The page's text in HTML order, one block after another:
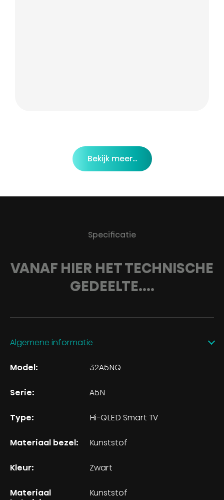
Bekijk meer...
Specificatie
VANAF HIER HET TECHNISCHE
GEDEELTE....
Algemene informatie
Model: 32A5NQ
Serie: A5N
Type: Hi-QLED Smart TV
Materiaal bezel: Kunststof
Kleur: Zwart
Materiaal
Kunststof